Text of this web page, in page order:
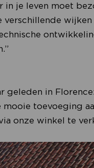
je leven moet
geleden in
toevoeging
onze winkel te